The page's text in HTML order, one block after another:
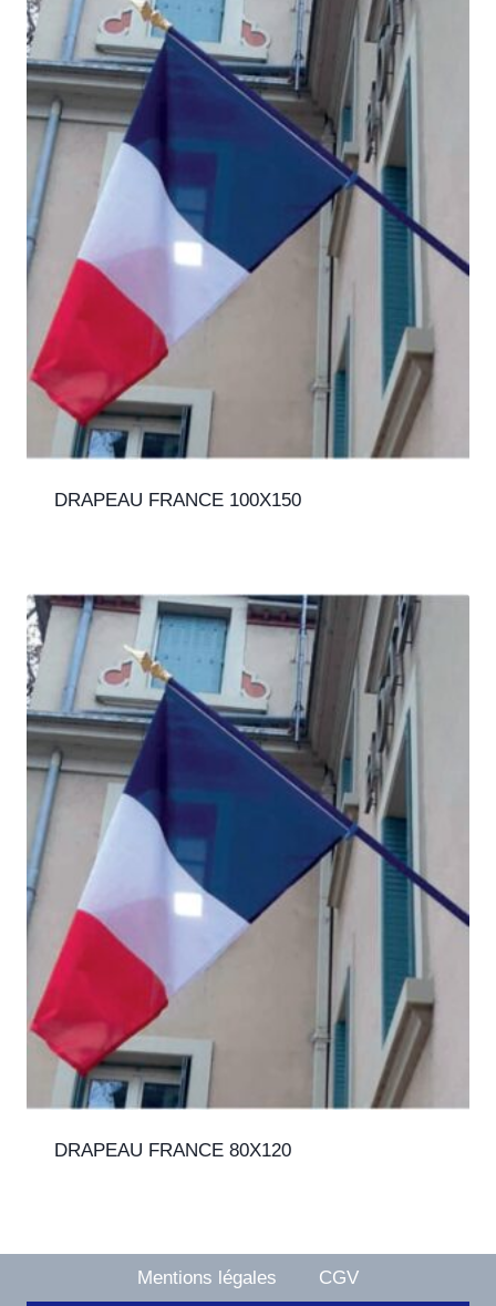
DRAPEAU FRANCE 100X150
DRAPEAU FRANCE 80X120
Mentions légales CGV